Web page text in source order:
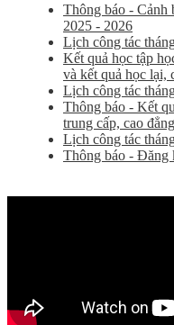
Thông báo - Cảnh
2025 - 2026
Lịch công tác
Kết quả học tập
và kết quả học lại,
Lịch công tác
Thông báo - Kết
trung cấp, cao
Lịch công tác
Thông báo - Đăng